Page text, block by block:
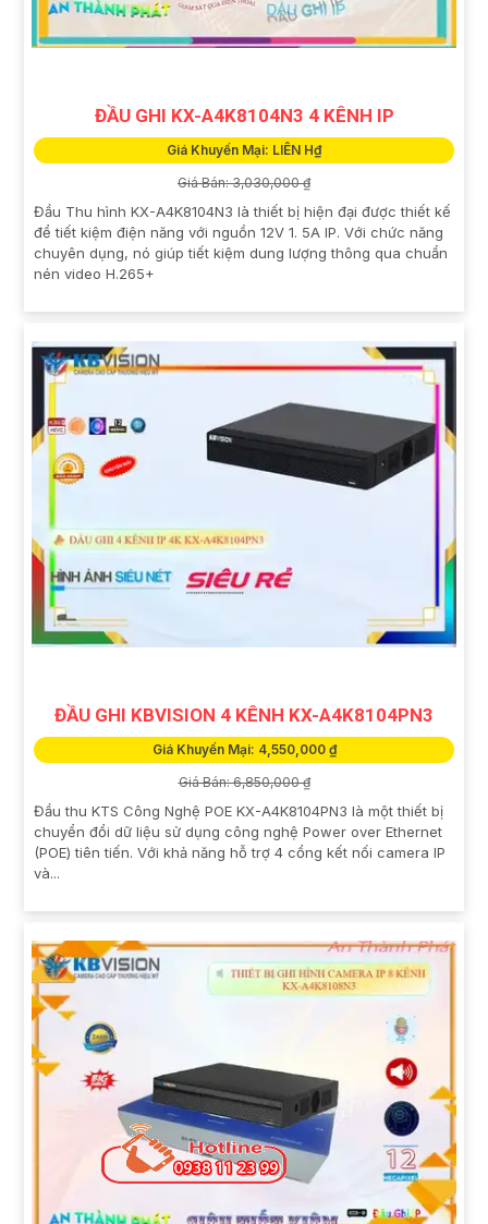
ĐẦU GHI KX-A4K8104N3 4 KÊNH IP
Giá Khuyến Mại: LIÊN H₫
Giá Bán: 3,030,000 ₫
Đầu Thu hình KX-A4K8104N3 là thiết bị hiện đại được thiết kế
để tiết kiệm điện năng với nguồn 12V 1. 5A IP. Với chức năng
chuyên dụng, nó giúp tiết kiệm dung lượng thông qua chuẩn
nén video H.265+
ĐẦU GHI KBVISION 4 KÊNH KX-A4K8104PN3
Giá Khuyến Mại: 4,550,000 ₫
Giá Bán: 6,850,000 ₫
Đầu thu KTS Công Nghệ POE KX-A4K8104PN3 là một thiết bị
chuyển đổi dữ liệu sử dụng công nghệ Power over Ethernet
(POE) tiên tiến. Với khả năng hỗ trợ 4 cổng kết nối camera IP
và...